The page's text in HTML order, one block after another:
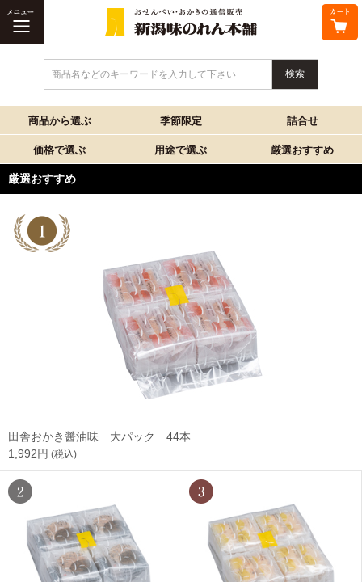
商品名などのキーワードを入力して下さい
商品から選ぶ 季節限定 詰合せ
価格で選ぶ 用途で選ぶ 厳選おすすめ
厳選おすすめ
田舎おかき醤油味 大パック 44本
1,992円 (税込)